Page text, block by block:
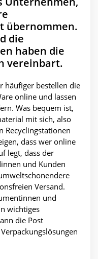
übernommen.
die
haben die
vereinbart.
häufiger bestellen die
online und lassen
Was bequem ist,
mit sich, also
Recyclingstationen
dass wer online
legt, dass der
und Kunden
Versand.
und
wichtiges
die Post